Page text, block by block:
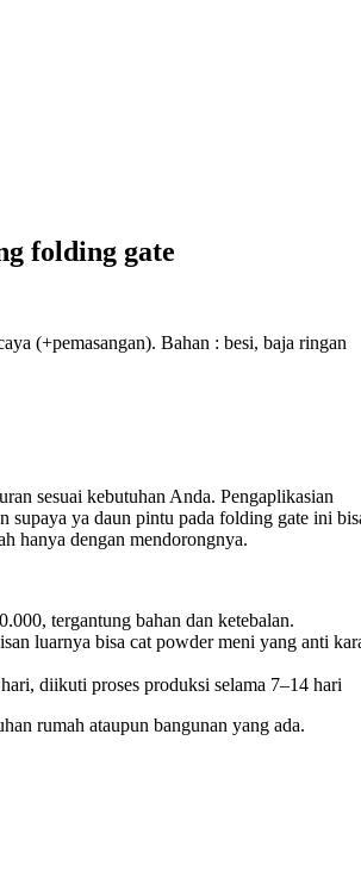
folding gate
(+pemasangan). Bahan : besi, baja ringan
sesuai kebutuhan Anda. Pengaplikasian
supaya ya daun pintu pada folding gate ini
hanya dengan mendorongnya.
tergantung bahan dan ketebalan.
luarnya bisa cat powder meni yang anti
diikuti proses produksi selama 7–14 hari
rumah ataupun bangunan yang ada.